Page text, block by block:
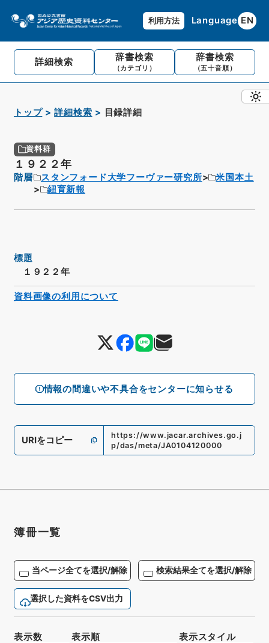
利用方法 Language EN
詳細検索 辞書検索
（カテゴリ）
辞書検索
（五十音順）
トップ 詳細検索 目録詳細
資料群
１９２２年
階層 スタンフォード大学フーヴァー研究所
米国本土
紐育新報
情報の間違いや不具合をセンターに知らせる
標題
１９２２年
URIをコピー
https://www.jacar.archives.go.j
p/das/meta/JA0104120000
資料画像の利用について
簿冊一覧
当ページ全てを選択/解除 検索結果全てを選択/解除
選択した資料をCSV出力
表示数 表示順 表示スタイル